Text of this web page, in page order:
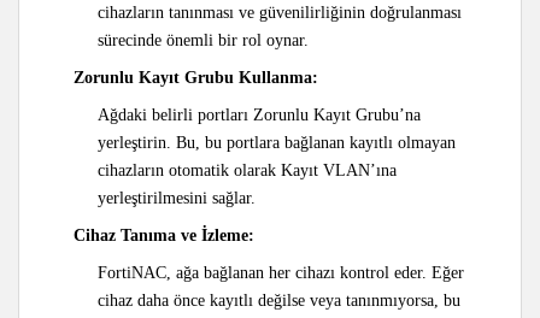
cihazların tanınması ve güvenilirliğinin doğrulanması
sürecinde önemli bir rol oynar.
Zorunlu Kayıt Grubu Kullanma:
Ağdaki belirli portları Zorunlu Kayıt Grubu’na
yerleştirin. Bu, bu portlara bağlanan kayıtlı olmayan
cihazların otomatik olarak Kayıt VLAN’ına
yerleştirilmesini sağlar.
Cihaz Tanıma ve İzleme:
FortiNAC, ağa bağlanan her cihazı kontrol eder. Eğer
cihaz daha önce kayıtlı değilse veya tanınmıyorsa, bu